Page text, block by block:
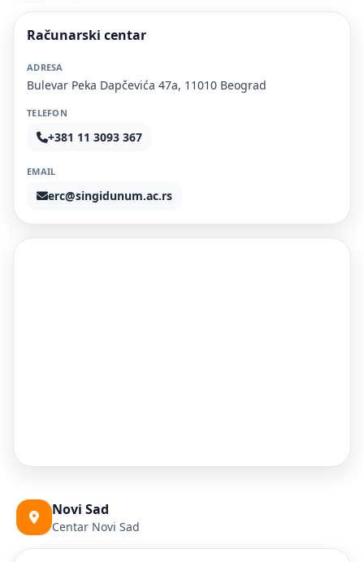
Računarski centar
ADRESA
Bulevar Peka Dapčevića 47a, 11010 Beograd
TELEFON
+381 11 3093 367
EMAIL
erc@singidunum.ac.rs
Novi Sad
Centar Novi Sad